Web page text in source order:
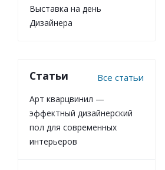
Выставка на день
Дизайнера
Статьи Все статьи
Арт кварцвинил —
эффектный дизайнерский
пол для современных
интерьеров